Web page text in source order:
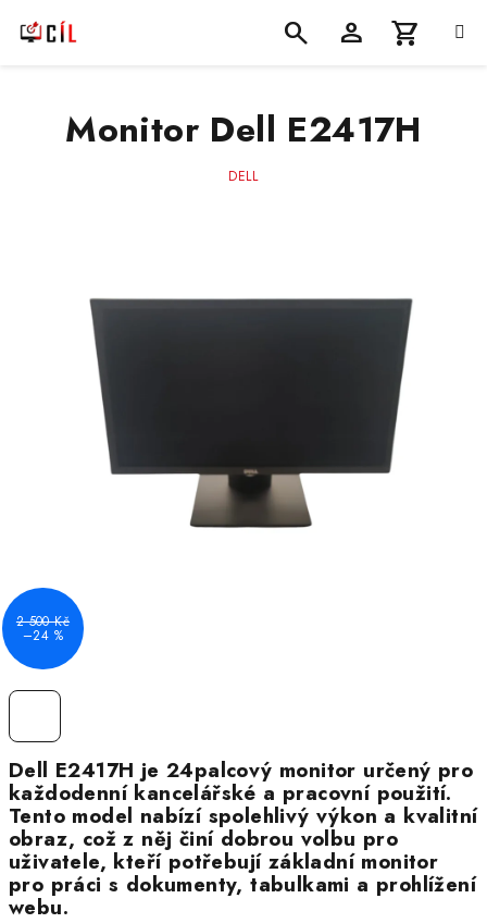
košík
Dell E2417H je 24palcový monitor určený pro
každodenní kancelářské a pracovní použití.
Tento model nabízí spolehlivý výkon a kvalitní
obraz, což z něj činí dobrou volbu pro
uživatele, kteří potřebují základní monitor
pro práci s dokumenty, tabulkami a prohlížení
webu.
Monitor Dell E2417H
DELL
2 500 Kč
–24 %